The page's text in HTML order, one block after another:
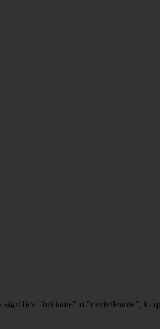
significa "brillante" o "centelleante", lo